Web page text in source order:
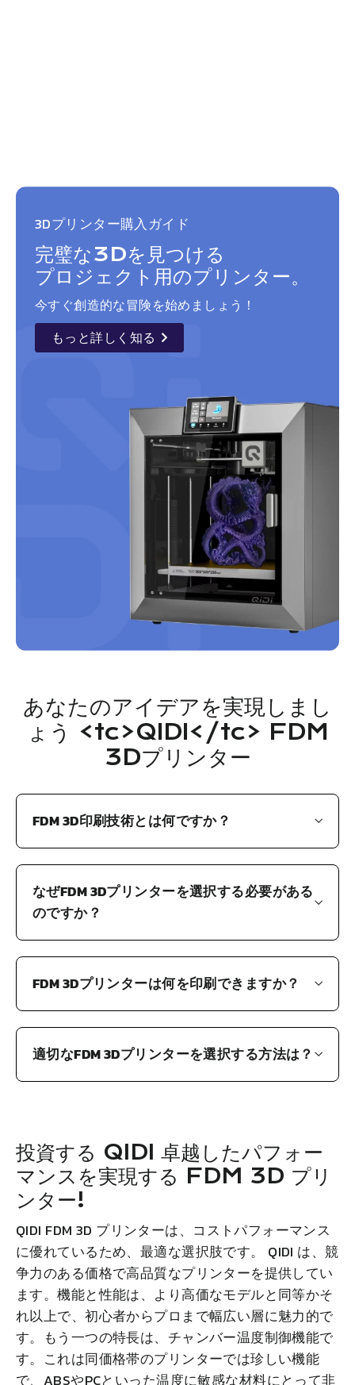
3Dプリンター購入ガイド
完璧な3Dを見つける
プロジェクト用のプリンター。
今すぐ創造的な冒険を始めましょう！
details
もっと詳しく知る
あなたのアイデアを実現しまし
ょう <tc>QIDI</tc> FDM
3Dプリンター
FDM 3D印刷技術とは何ですか？
なぜFDM 3Dプリンターを選択する必要がある
のですか？
FDM 3Dプリンターは何を印刷できますか？
適切なFDM 3Dプリンターを選択する方法は？
投資する QIDI 卓越したパフォー
マンスを実現する FDM 3D プリ
ンター!
QIDI FDM 3D プリンターは、コストパフォーマンス
に優れているため、最適な選択肢です。 QIDI は、競
争力のある価格で高品質なプリンターを提供してい
ます。機能と性能は、より高価なモデルと同等かそ
れ以上で、初心者からプロまで幅広い層に魅力的で
す。もう一つの特長は、チャンバー温度制御機能で
す。これは同価格帯のプリンターでは珍しい機能
で、ABSやPCといった温度に敏感な材料にとって非